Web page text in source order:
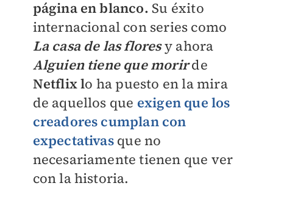
página en blanco. Su éxito
internacional con series como
La casa de las floresy ahora
Alguien tiene que morirde
Netflix lo ha puesto en la mira
de aquellos que exigen que los
creadores cumplan con
expectativasque no
necesariamente tienen que ver
con la historia.